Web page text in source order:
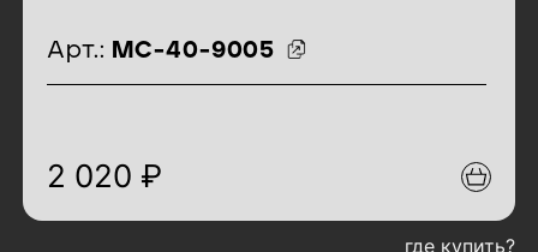
идентификаторы товара
Арт.: МС-40-9005
2 020 ₽
где купить?